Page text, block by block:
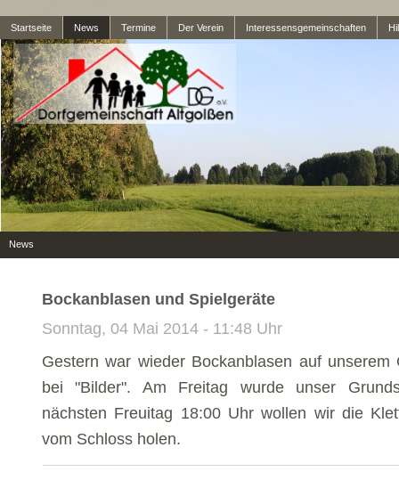
Startseite News Termine Der Verein Interessensgemeinschaften
News
Bockanblasen und Spielgeräte
Sonntag, 04 Mai 2014 - 11:48 Uhr
Gestern war wieder Bockanblasen auf
bei "Bilder". Am Freitag wurde unser
nächsten Freuitag 18:00 Uhr wollen wir die
vom Schloss holen.